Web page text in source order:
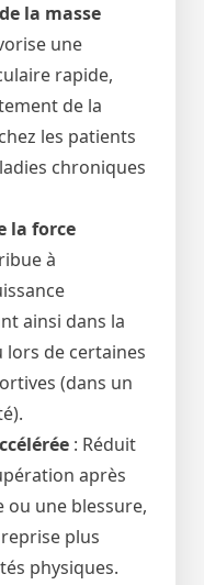
la masse
une
rapide,
de la
les patients
chroniques
la force
à
ainsi dans la
de certaines
(dans un
: Réduit
après
une blessure,
plus
physiques.